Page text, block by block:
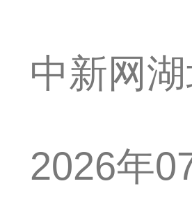
中新网
2026年